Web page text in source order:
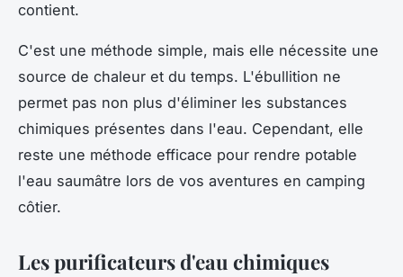
contient.
C'est une méthode simple, mais elle nécessite une
source de chaleur et du temps. L'ébullition ne
permet pas non plus d'éliminer les substances
chimiques présentes dans l'eau. Cependant, elle
reste une méthode efficace pour rendre potable
l'eau saumâtre lors de vos aventures en camping
côtier.
Les purificateurs d'eau chimiques